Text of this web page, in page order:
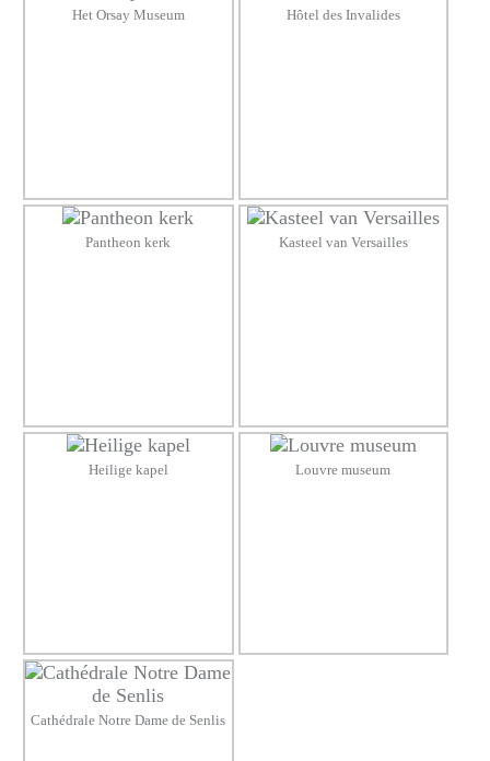
Het Orsay Museum Hôtel des Invalides
Pantheon kerk Kasteel van Versailles
Heilige kapel Louvre museum
Cathédrale Notre Dame de Senlis